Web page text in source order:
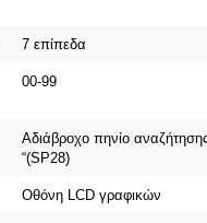
7 επίπεδα
00-99
Αδιάβροχο πηνίο
“(SP28)
Οθόνη LCD γραφικών